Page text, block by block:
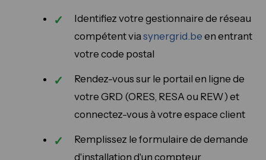
Identifiez votre gestionnaire de réseau
compétent viasynergrid.be en entrant
votre code postal
Rendez-vous sur le portail en ligne de
votre GRD (ORES, RESA ou REW) et
connectez-vous à votre espace client
Remplissez le formulaire de demande
d'installation d'un compteur